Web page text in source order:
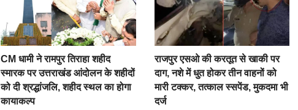
CM धामी ने रामपुर तिराहा शहीद
स्मारक पर उत्तराखंड आंदोलन के शहीदों
को दी श्रद्धांजलि, शहीद स्थल का होगा
कायाकल्प
राजपुर एसओ की करतूत से खाकी पर
दाग, नशे में धुत होकर तीन वाहनों को
मारी टक्कर, तत्काल स्सपेंड, मुकदमा भी
दर्ज